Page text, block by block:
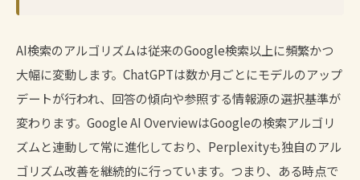
AI検索のアルゴリズムは従来のGoogle検索以上に頻繁かつ
大幅に変動します。ChatGPTは数か月ごとにモデルのアップ
デートが行われ、回答の傾向や参照する情報源の選択基準が
変わります。Google AI OverviewはGoogleの検索アルゴリ
ズムと連動して常に進化しており、Perplexityも独自のアル
ゴリズム改善を継続的に行っています。つまり、ある時点で